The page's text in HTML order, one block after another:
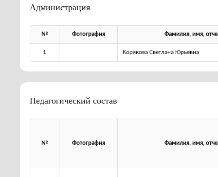
Администрация
№ Фотография Фамилия, имя,
1 Корякова Светлана Юрьевна
Педагогический состав
№ Фотография Фамилия, имя,